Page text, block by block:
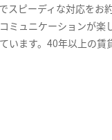
スピーディな対応をお
ミュニケーションが楽
います。40年以上の